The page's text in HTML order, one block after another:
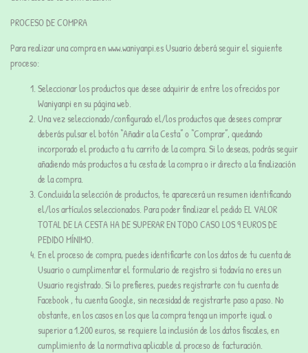
PROCESO DE COMPRA
Para realizar una compra en www.waniyanpi.es Usuario deberá seguir el siguiente
proceso:
Seleccionar los productos que desee adquirir de entre los ofrecidos por
Waniyanpi en su página web.
Una vez seleccionado/configurado el/los productos que desees comprar
deberás pulsar el botón “Añadir a la Cesta” o “Comprar”, quedando
incorporado el producto a tu carrito de la compra. Si lo deseas, podrás seguir
añadiendo más productos a tu cesta de la compra o ir directo a la finalización
de la compra.
Concluida la selección de productos, te aparecerá un resumen identificando
el/los artículos seleccionados. Para poder finalizar el pedido EL VALOR
TOTAL DE LA CESTA HA DE SUPERAR EN TODO CASO LOS 9 EUROS DE
PEDIDO MÍNIMO.
En el proceso de compra, puedes identificarte con los datos de tu cuenta de
Usuario o cumplimentar el formulario de registro si todavía no eres un
Usuario registrado. Si lo prefieres, puedes registrarte con tu cuenta de
Facebook , tu cuenta Google, sin necesidad de registrarte paso a paso. No
obstante, en los casos en los que la compra tenga un importe igual o
superior a 1.200 euros, se requiere la inclusión de los datos fiscales, en
cumplimiento de la normativa aplicable al proceso de facturación.